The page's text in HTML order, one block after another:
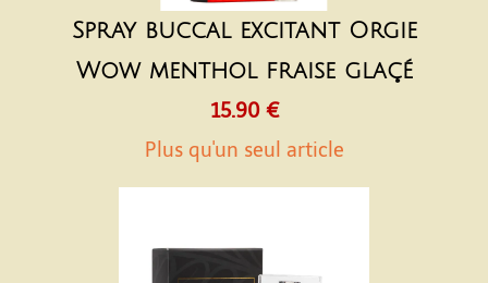
Spray buccal excitant Orgie
Wow menthol fraise glaçé
15.90 €
Plus qu'un seul article